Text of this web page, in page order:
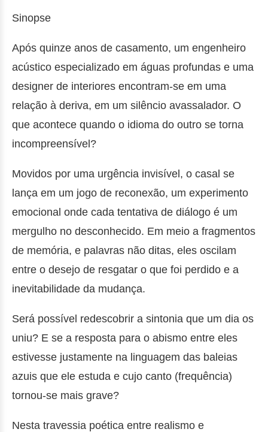
Sinopse
Após quinze anos de casamento, um engenheiro
acústico especializado em águas profundas e uma
designer de interiores encontram-se em uma
relação à deriva, em um silêncio avassalador. O
que acontece quando o idioma do outro se torna
incompreensível?
Movidos por uma urgência invisível, o casal se
lança em um jogo de reconexão, um experimento
emocional onde cada tentativa de diálogo é um
mergulho no desconhecido. Em meio a fragmentos
de memória, e palavras não ditas, eles oscilam
entre o desejo de resgatar o que foi perdido e a
inevitabilidade da mudança.
Será possível redescobrir a sintonia que um dia os
uniu? E se a resposta para o abismo entre eles
estivesse justamente na linguagem das baleias
azuis que ele estuda e cujo canto (frequência)
tornou-se mais grave?
Nesta travessia poética entre realismo e